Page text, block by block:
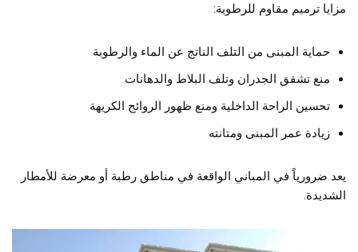
مزايا ترميم مقاوم للرطوبة:
حماية المبنى من التلف الناتج عن الماء والرطوبة
منع تشقق الجدران وتلف البلاط والدهانات
تحسين الراحة الداخلية ومنع ظهور الروائح الكريهة
زيادة عمر المبنى ومتانته
يعد ضرورياً في المباني الواقعة في مناطق رطبة أو معرضة للأمطار
الشديدة.